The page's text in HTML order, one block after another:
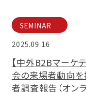
SEMINAR
2025.09.16
【中外B2Bマーケ
会の来場者動向を
者調査報告（オン